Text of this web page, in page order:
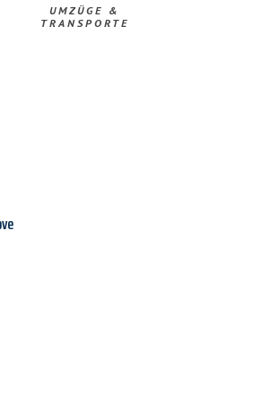
UMZÜGE &
TRANSPORTE